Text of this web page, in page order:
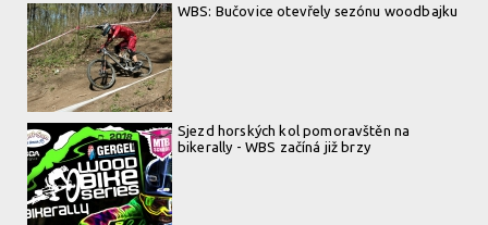
WBS: Bučovice otevřely sezónu woodbajku
Sjezd horských kol pomoravštěn na
bikerally - WBS začíná již brzy